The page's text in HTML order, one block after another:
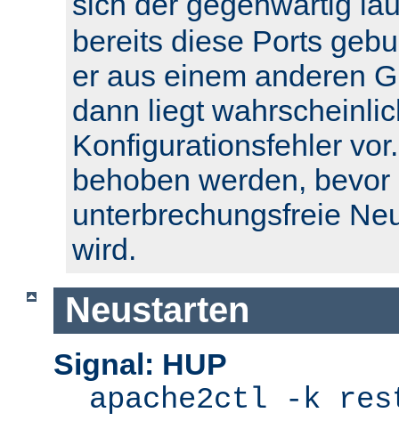
bereits diese Ports
er aus einem anderen
dann liegt
Konfigurationsfehler
behoben werden, bevor
unterbrechungsfreie
wird.
Neustarten
Signal: HUP
apache2ctl -k